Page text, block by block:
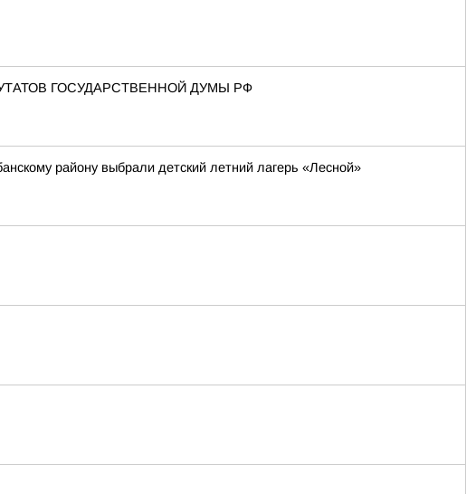
ГОСУДАРСТВЕННОЙ ДУМЫ РФ
району выбрали детский летний лагерь «Лесной»